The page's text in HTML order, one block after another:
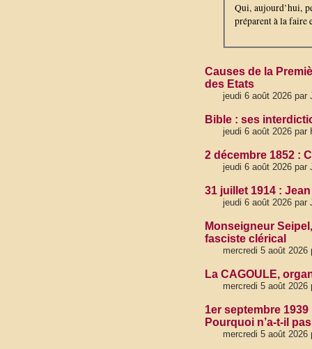
Qui, aujourd’hui,
préparent à la faire
Causes de la
des Etats
jeudi 6 août 2026 par
Bible : ses
jeudi 6 août 2026 par
2 décembre 1852 :
jeudi 6 août 2026 par
31 juillet 1914 :
jeudi 6 août 2026 par
Monseigneur
fasciste clérical
mercredi 5 août
La CAGOULE,
mercredi 5 août
1er septembre
Pourquoi n’a-t-il
mercredi 5 août